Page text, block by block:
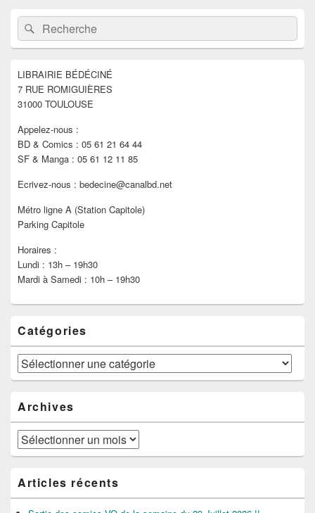
Zone
principale
de
widget
barre
latérale
Recherche :Rechercher
LIBRAIRIE BÉDÉCINÉ
7 RUE ROMIGUIÈRES
31000 TOULOUSE
Appelez-nous :
BD & Comics : 05 61 21 64 44
SF & Manga : 05 61 12 11 85
Ecrivez-nous : bedecine@canalbd.net
Métro ligne A (Station Capitole)
Parking Capitole
Horaires :
Lundi : 13h – 19h30
Mardi à Samedi : 10h – 19h30
Catégories
Catégories
Archives
Archives
Articles récents